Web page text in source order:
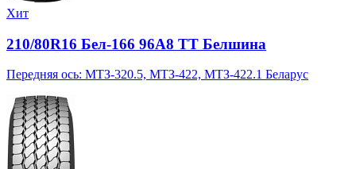
Хит
210/80R16 Бел-166 96A8 TT Белшина
Передняя ось: МТЗ-320.5, МТЗ-422, МТЗ-422.1 Беларус